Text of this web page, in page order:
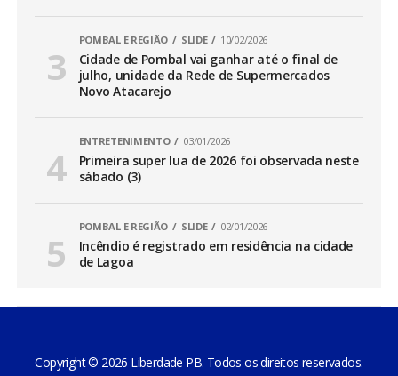
POMBAL E REGIÃO SLIDE 10/02/2026
Cidade de Pombal vai ganhar até o final de
julho, unidade da Rede de Supermercados
Novo Atacarejo
ENTRETENIMENTO 03/01/2026
Primeira super lua de 2026 foi observada neste
sábado (3)
POMBAL E REGIÃO SLIDE 02/01/2026
Incêndio é registrado em residência na cidade
de Lagoa
Copyright © 2026 Liberdade PB. Todos os direitos reservados.